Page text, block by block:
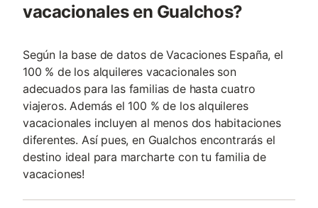
vacacionales en Gualchos?
Según la base de datos de Vacaciones España, el
100 % de los alquileres vacacionales son
adecuados para las familias de hasta cuatro
viajeros. Además el 100 % de los alquileres
vacacionales incluyen al menos dos habitaciones
diferentes. Así pues, en Gualchos encontrarás el
destino ideal para marcharte con tu familia de
vacaciones!